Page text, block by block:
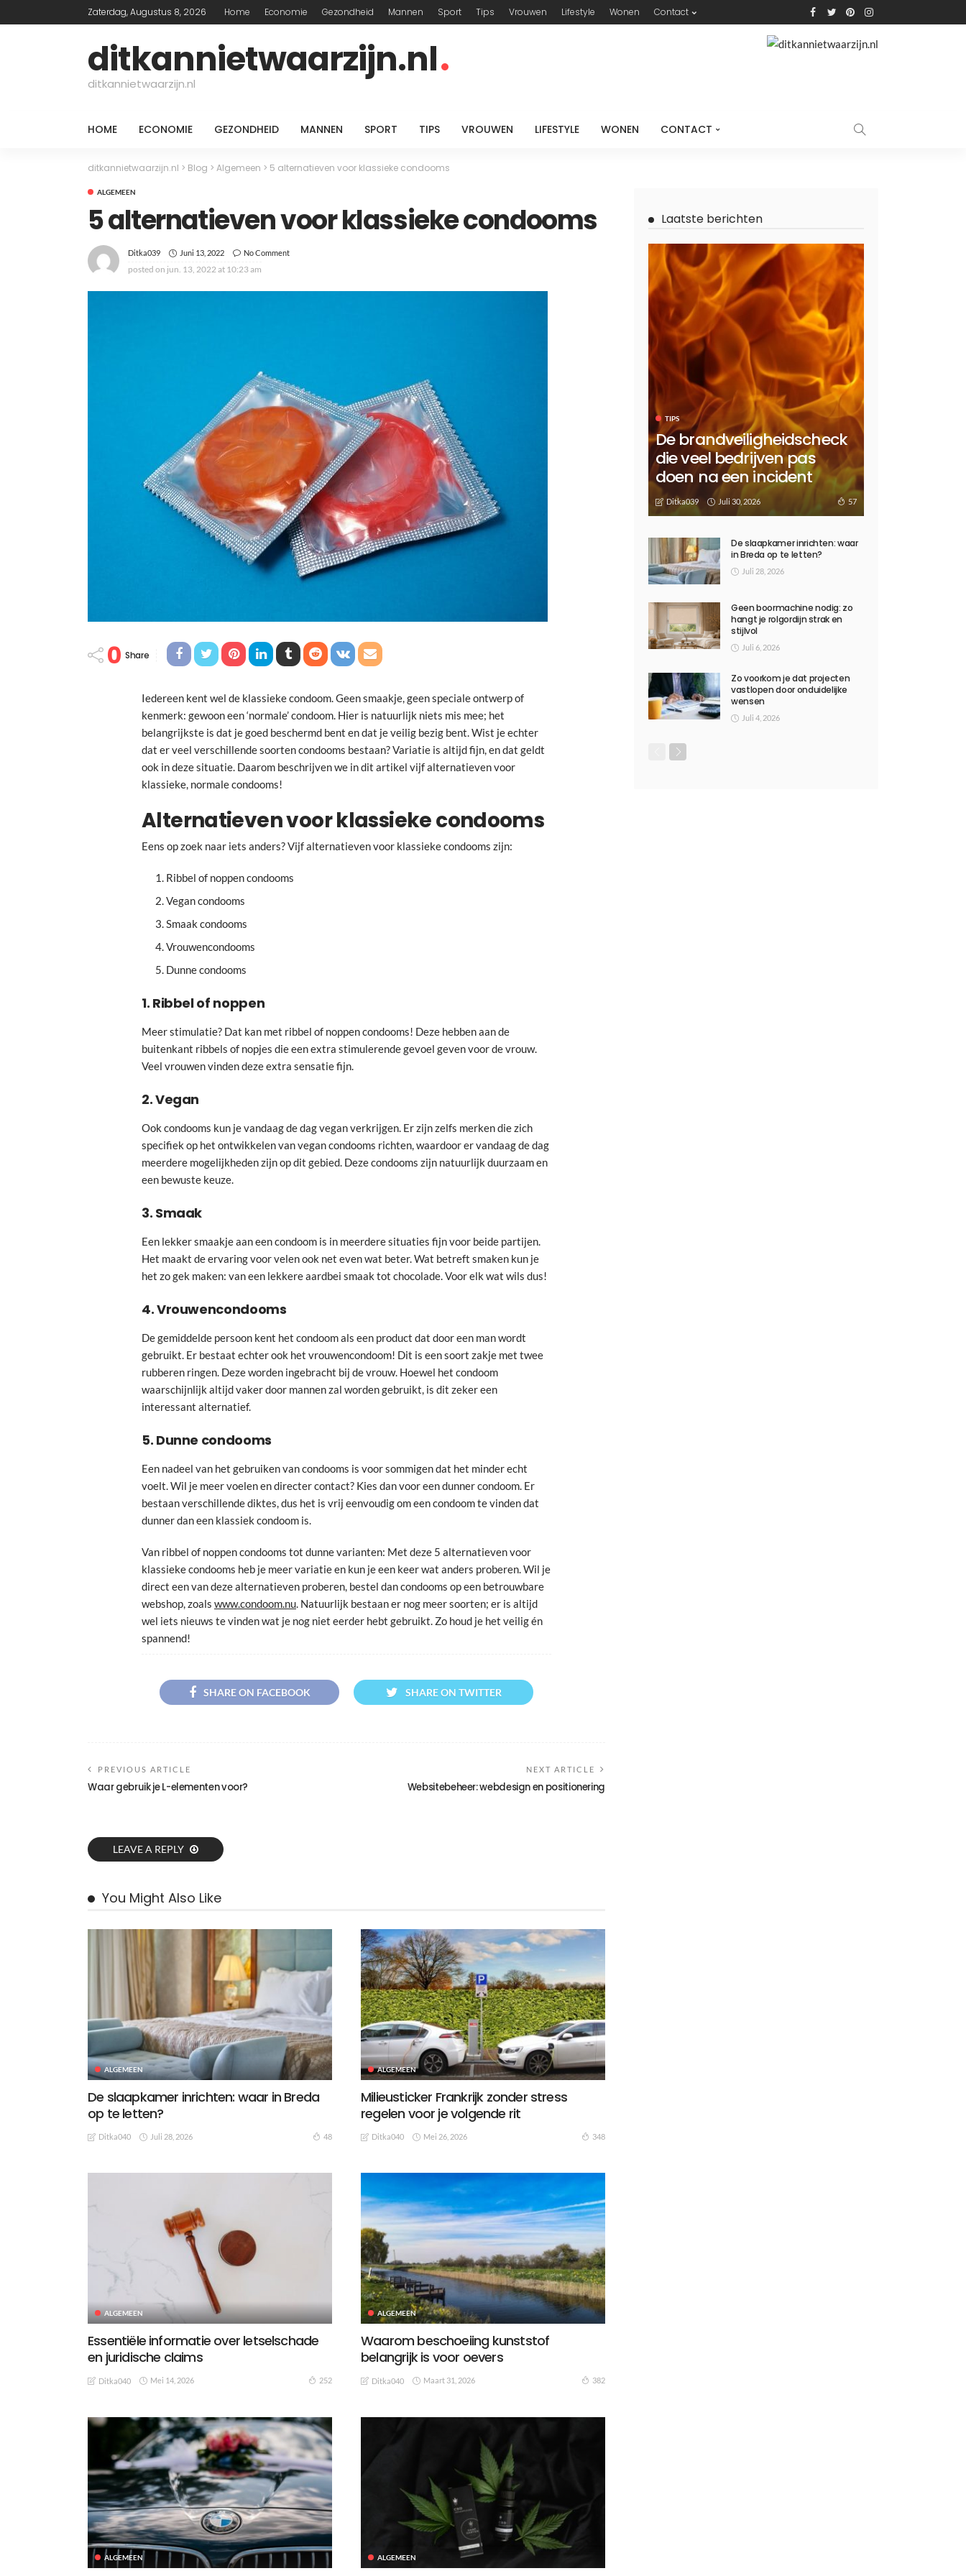
Zaterdag, Augustus 8, 2026 Home Economie Gezondheid Mannen Sport Tips Vrouwen Lifestyle Wonen Contact
ditkannietwaarzijn.nl
ditkannietwaarzijn.nl
HOME ECONOMIE GEZONDHEID MANNEN SPORT TIPS VROUWEN LIFESTYLE WONEN CONTACT
ditkannietwaarzijn.nl > Blog > Algemeen > 5 alternatieven voor klassieke condooms
ALGEMEEN
5 alternatieven voor klassieke condooms
Ditka039 Juni 13, 2022 No Comment
posted on jun. 13, 2022 at 10:23 am
0 Share
Iedereen kent wel de klassieke condoom. Geen smaakje, geen speciale ontwerp of
kenmerk: gewoon een ‘normale’ condoom. Hier is natuurlijk niets mis mee; het
belangrijkste is dat je goed beschermd bent en dat je veilig bezig bent. Wist je echter
dat er veel verschillende soorten condooms bestaan? Variatie is altijd fijn, en dat geldt
ook in deze situatie. Daarom beschrijven we in dit artikel vijf alternatieven voor
klassieke, normale condooms!
Alternatieven voor klassieke condooms
Eens op zoek naar iets anders? Vijf alternatieven voor klassieke condooms zijn:
Ribbel of noppen condooms
Vegan condooms
Smaak condooms
Vrouwencondooms
Dunne condooms
1. Ribbel of noppen
Meer stimulatie? Dat kan met ribbel of noppen condooms! Deze hebben aan de
buitenkant ribbels of nopjes die een extra stimulerende gevoel geven voor de vrouw.
Veel vrouwen vinden deze extra sensatie fijn.
2. Vegan
Ook condooms kun je vandaag de dag vegan verkrijgen. Er zijn zelfs merken die zich
specifiek op het ontwikkelen van vegan condooms richten, waardoor er vandaag de dag
meerdere mogelijkheden zijn op dit gebied. Deze condooms zijn natuurlijk duurzaam en
een bewuste keuze.
3. Smaak
Een lekker smaakje aan een condoom is in meerdere situaties fijn voor beide partijen.
Het maakt de ervaring voor velen ook net even wat beter. Wat betreft smaken kun je
het zo gek maken: van een lekkere aardbei smaak tot chocolade. Voor elk wat wils dus!
4. Vrouwencondooms
De gemiddelde persoon kent het condoom als een product dat door een man wordt
gebruikt. Er bestaat echter ook het vrouwencondoom! Dit is een soort zakje met twee
rubberen ringen. Deze worden ingebracht bij de vrouw. Hoewel het condoom
waarschijnlijk altijd vaker door mannen zal worden gebruikt, is dit zeker een
interessant alternatief.
5. Dunne condooms
Een nadeel van het gebruiken van condooms is voor sommigen dat het minder echt
voelt. Wil je meer voelen en directer contact? Kies dan voor een dunner condoom. Er
bestaan verschillende diktes, dus het is vrij eenvoudig om een condoom te vinden dat
dunner dan een klassiek condoom is.
Van ribbel of noppen condooms tot dunne varianten: Met deze 5 alternatieven voor
klassieke condooms heb je meer variatie en kun je een keer wat anders proberen. Wil je
direct een van deze alternatieven proberen, bestel dan condooms op een betrouwbare
webshop, zoals www.condoom.nu . Natuurlijk bestaan er nog meer soorten; er is altijd
wel iets nieuws te vinden wat je nog niet eerder hebt gebruikt. Zo houd je het veilig én
spannend!
SHARE ON FACEBOOK SHARE ON TWITTER
PREVIOUS ARTICLE
Waar gebruik je L-elementen voor?
NEXT ARTICLE
Websitebeheer: webdesign en positionering
LEAVE A REPLY
You Might Also Like
ALGEMEEN
De slaapkamer inrichten: waar in Breda
op te letten?
Ditka040 Juli 28, 2026 48
ALGEMEEN
Milieusticker Frankrijk zonder stress
regelen voor je volgende rit
Ditka040 Mei 26, 2026 348
ALGEMEEN
Essentiële informatie over letselschade
en juridische claims
Ditka040 Mei 14, 2026 252
ALGEMEEN
Waarom beschoeiing kunststof
belangrijk is voor oevers
Ditka040 Maart 31, 2026 382
ALGEMEEN ALGEMEEN
Laatste berichten
TIPS
De brandveiligheidscheck
die veel bedrijven pas
doen na een incident
Ditka039 Juli 30, 2026 57
De slaapkamer inrichten: waar
in Breda op te letten?
Juli 28, 2026
Geen boormachine nodig: zo
hangt je rolgordijn strak en
stijlvol
Juli 6, 2026
Zo voorkom je dat projecten
vastlopen door onduidelijke
wensen
Juli 4, 2026